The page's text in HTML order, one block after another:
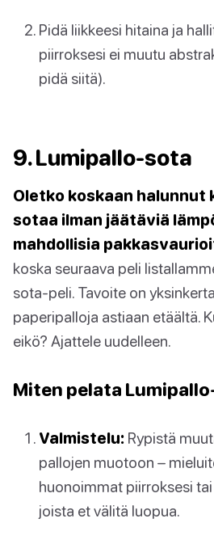
Pidä liikkeesi hitaina ja
piirroksesi ei muutu
pidä siitä).
9. Lumipallo-sota
Oletko koskaan halunnut
sotaa ilman jäätäviä
mahdollisia
koska seuraava peli
sota-peli. Tavoite on
paperipalloja astiaan etäältä.
eikö? Ajattele uudelleen.
Miten pelata
Valmistelu: Rypistä
pallojen muotoon –
huonoimmat piirroksesi
joista et välitä luopua.